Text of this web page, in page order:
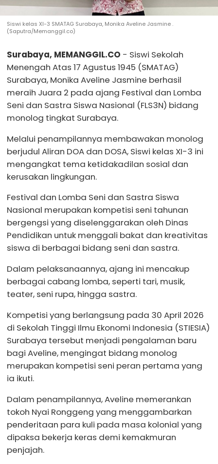
Siswi kelas XI-3 SMATAG Surabaya, Monika Aveline Jasmine .
(Saputra/Memanggil.co)
Surabaya, MEMANGGIL.CO - Siswi Sekolah
Menengah Atas 17 Agustus 1945 (SMATAG)
Surabaya, Monika Aveline Jasmine berhasil
meraih Juara 2 pada ajang Festival dan Lomba
Seni dan Sastra Siswa Nasional (FLS3N) bidang
monolog tingkat Surabaya.
Melalui penampilannya membawakan monolog
berjudul Aliran DOA dan DOSA, Siswi kelas XI-3 ini
mengangkat tema ketidakadilan sosial dan
kerusakan lingkungan.
Festival dan Lomba Seni dan Sastra Siswa
Nasional merupakan kompetisi seni tahunan
bergengsi yang diselenggarakan oleh Dinas
Pendidikan untuk menggali bakat dan kreativitas
siswa di berbagai bidang seni dan sastra.
Dalam pelaksanaannya, ajang ini mencakup
berbagai cabang lomba, seperti tari, musik,
teater, seni rupa, hingga sastra.
Kompetisi yang berlangsung pada 30 April 2026
di Sekolah Tinggi Ilmu Ekonomi Indonesia (STIESIA)
Surabaya tersebut menjadi pengalaman baru
bagi Aveline, mengingat bidang monolog
merupakan kompetisi seni peran pertama yang
ia ikuti.
Dalam penampilannya, Aveline memerankan
tokoh Nyai Ronggeng yang menggambarkan
penderitaan para kuli pada masa kolonial yang
dipaksa bekerja keras demi kemakmuran
penjajah.